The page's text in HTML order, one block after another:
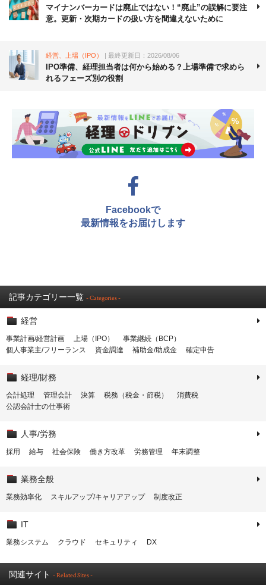
マイナンバーカードは廃止ではない！“廃止”の誤解に要注
意。更新・次期カードの扱い方を間違えないために
経営、上場（IPO） | 最終更新日：2026/08/06
IPO準備、経理担当者は何から始める？上場準備で求めら
れるフェーズ別の役割
Facebookで
最新情報をお届けします
記事カテゴリー一覧 - Categories -
経営
事業計画/経営計画 上場（IPO）
事業継続（BCP）
個人事業主/フリーランス
資金調達 補助金/助成金 確定申告
経理/財務
会計処理 管理会計 決算 税務（税金・節税）
消費税
公認会計士の仕事術
人事/労務
採用 給与 社会保険 働き方改革 労務管理 年末調整
業務全般
業務効率化 スキルアップ/キャリアアップ 制度改正
IT
業務システム クラウド セキュリティ DX
関連サイト - Related Sites -